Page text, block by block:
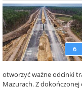
6
otworzyć ważne odcinki
Mazurach. Z dokończonej